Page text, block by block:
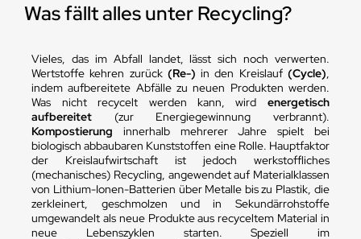
Was fällt alles unter Recycling?
Vieles, das im Abfall landet, lässt sich noch verwerten.
Wertstoffe kehren zurück (Re-) in den Kreislauf (Cycle),
indem aufbereitete Abfälle zu neuen Produkten werden.
Was nicht recycelt werden kann, wird energetisch
aufbereitet (zur Energiegewinnung verbrannt).
Kompostierung innerhalb mehrerer Jahre spielt bei
biologisch abbaubaren Kunststoffen eine Rolle. Hauptfaktor
der Kreislaufwirtschaft ist jedoch werkstoffliches
(mechanisches) Recycling, angewendet auf Materialklassen
von Lithium-Ionen-Batterien über Metalle bis zu Plastik, die
zerkleinert, geschmolzen und in Sekundärrohstoffe
umgewandelt als neue Produkte aus recyceltem Material in
neue Lebenszyklen starten. Speziell im